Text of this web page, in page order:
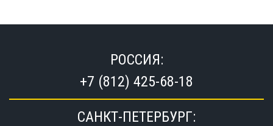
РОССИЯ:
+7 (812) 425-68-18
САНКТ-ПЕТЕРБУРГ: